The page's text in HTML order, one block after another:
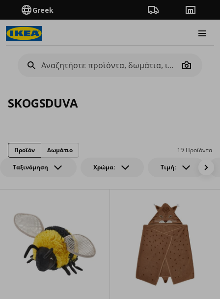
Greek Πορεία παραγγελίας
Camera
SKOGSDUVA
Ταξινόμηση Χρώμα: Τιμή:
19 Προϊόντα
Προϊόν Δωμάτιο